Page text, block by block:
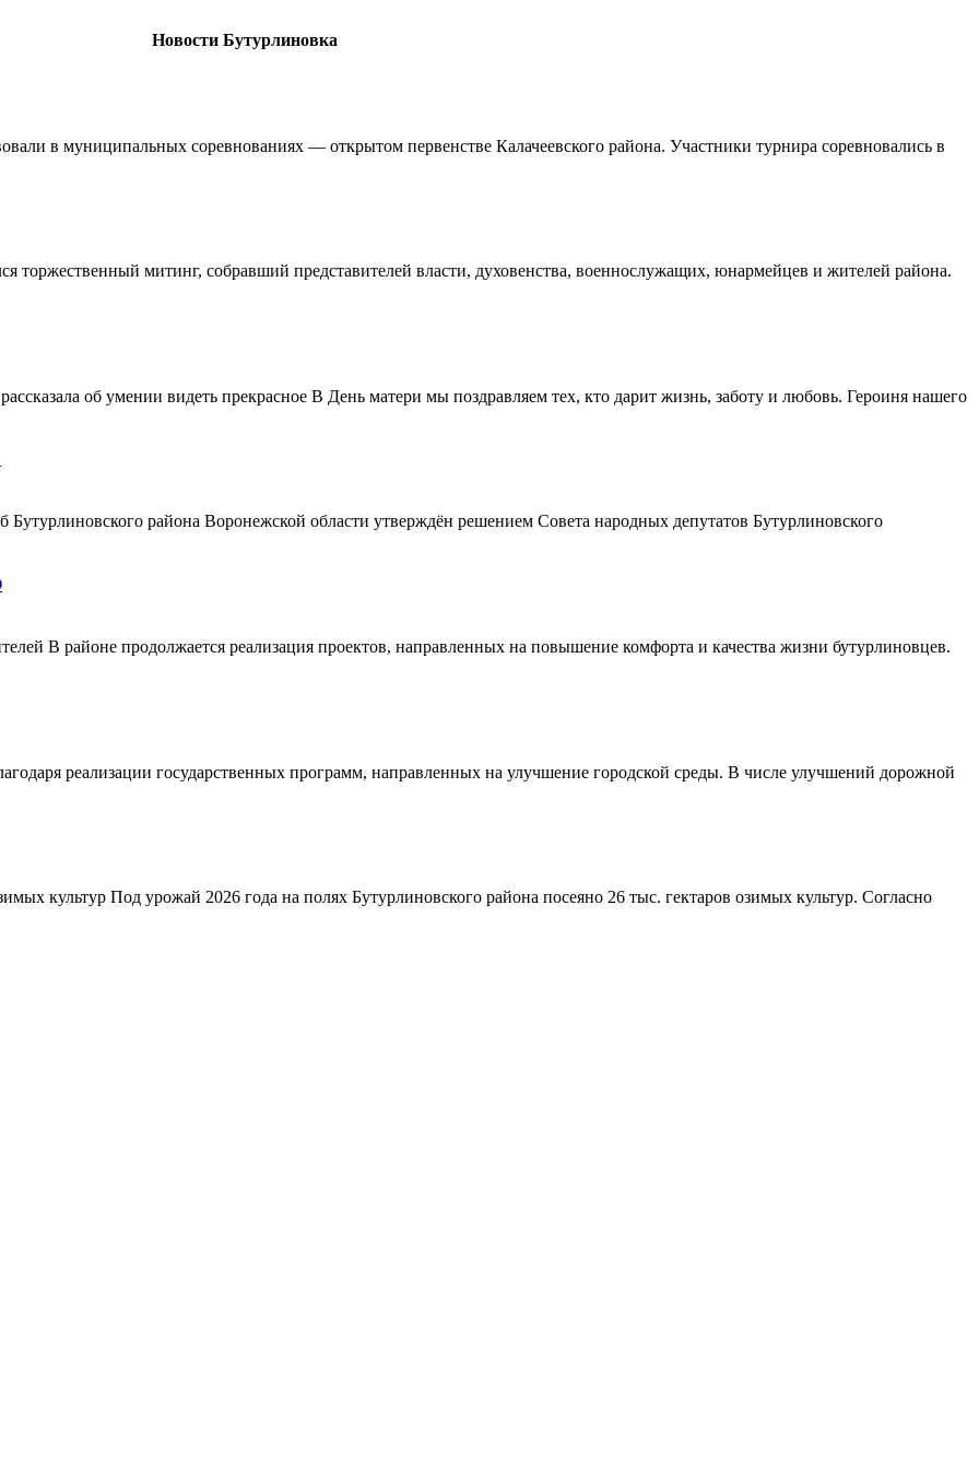
Новости Бутурлиновка
в муниципальных соревнованиях — открытом первенстве Калачеевского района. Участники турнира соревновались в
торжественный митинг, собравший представителей власти, духовенства, военнослужащих, юнармейцев и жителей района.
об умении видеть прекрасное В День матери мы поздравляем тех, кто дарит жизнь, заботу и любовь. Героиня нашего
Бутурлиновского района Воронежской области утверждён решением Совета народных депутатов Бутурлиновского
В районе продолжается реализация проектов, направленных на повышение комфорта и качества жизни бутурлиновцев.
реализации государственных программ, направленных на улучшение городской среды. В числе улучшений дорожной
культур Под урожай 2026 года на полях Бутурлиновского района посеяно 26 тыс. гектаров озимых культур. Согласно